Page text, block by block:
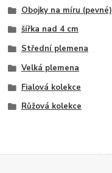
Obojky na míru (pevné)
šířka nad 4 cm
Střední plemena
Velká plemena
Fialová kolekce
Růžová kolekce